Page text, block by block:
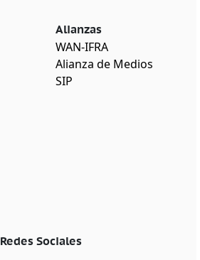
Alianzas
WAN-IFRA
Alianza de Medios
SIP
Redes Sociales